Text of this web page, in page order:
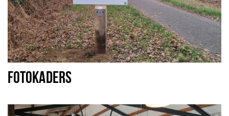
FOTOKADERS